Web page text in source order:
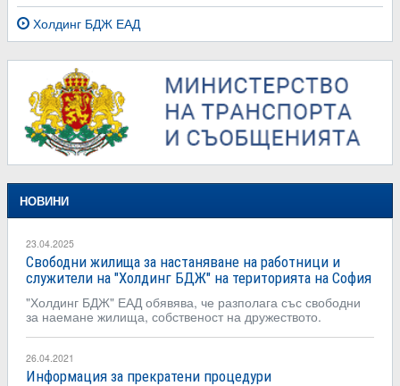
Холдинг БДЖ ЕАД
НОВИНИ
23.04.2025
Свободни жилища за настаняване на работници и
служители на "Холдинг БДЖ" на територията на София
"Холдинг БДЖ" ЕАД обявява, че разполага със свободни
за наемане жилища, собственост на дружеството.
26.04.2021
Информация за прекратени процедури